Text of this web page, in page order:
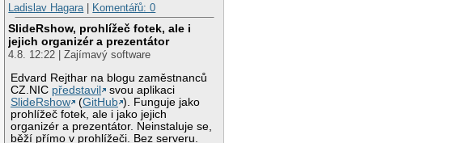
Ladislav Hagara | Komentářů: 0
SlideRshow, prohlížeč fotek, ale i
jejich organizér a prezentátor
4.8. 12:22 | Zajímavý software
Edvard Rejthar na blogu zaměstnanců
CZ.NIC představil
svou aplikaci
SlideRshow
(GitHub ). Funguje jako
prohlížeč fotek, ale i jako jejich
organizér a prezentátor. Neinstaluje se,
běží přímo v prohlížeči. Bez serveru.